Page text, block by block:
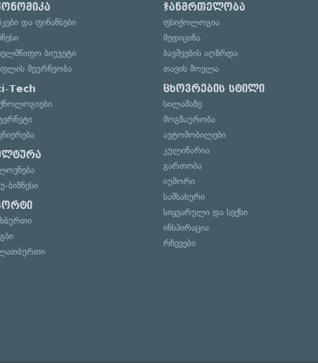
და ფინანსები
ბიუჯეტი
მეურნეობა
Tech
ბიზნესი
ჯანმრთელობა
ფსიქოლოგია
მედიცინა
ბავშვების აღზრდა
თავის მოვლა
ცხოვრების სტილი
სილამაზე
მოგზაურობა
ავტომობილები
კულინარია
გართობა
იუმორი
სამსახური
სიყვარული და სექსი
ინსპირაცია
რჩევები